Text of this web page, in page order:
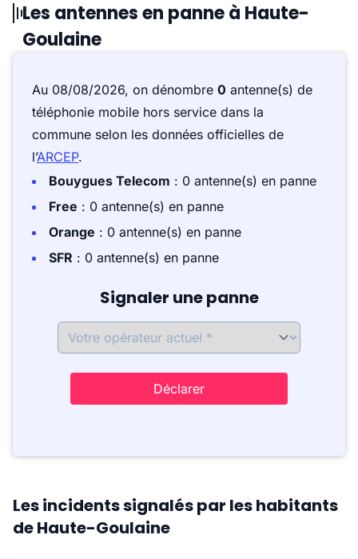
Les antennes en panne à Haute-
Goulaine
Au 08/08/2026, on dénombre 0 antenne(s) de
téléphonie mobile hors service dans la
commune selon les données officielles de
l’ARCEP.
Bouygues Telecom : 0 antenne(s) en panne
Free : 0 antenne(s) en panne
Orange : 0 antenne(s) en panne
SFR : 0 antenne(s) en panne
Signaler une panne
Déclarer
Les incidents signalés par les habitants
de Haute-Goulaine